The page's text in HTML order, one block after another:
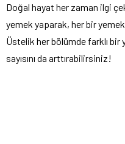
Doğal hayat her zaman ilgi
yemek yaparak, her bir
Üstelik her bölümde farklı bir
sayısını da arttırabilirsiniz!